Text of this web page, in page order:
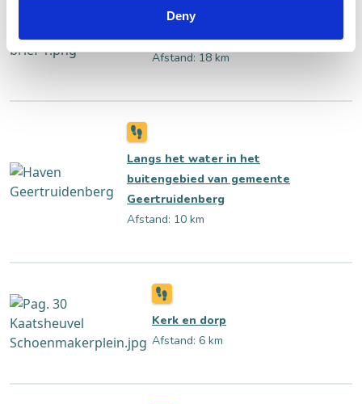
Deny
De Verdoemde Brief
Afstand: 18 km
Langs het water in het
buitengebied van gemeente
Geertruidenberg
Afstand: 10 km
Kerk en dorp
Afstand: 6 km